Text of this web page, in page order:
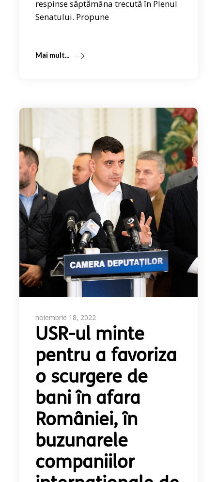
respinse săptămâna trecută în Plenul
Senatului. Propune
Mai mult...
noiembrie 18, 2022
USR-ul minte
pentru a favoriza
o scurgere de
bani în afara
României, în
buzunarele
companiilor